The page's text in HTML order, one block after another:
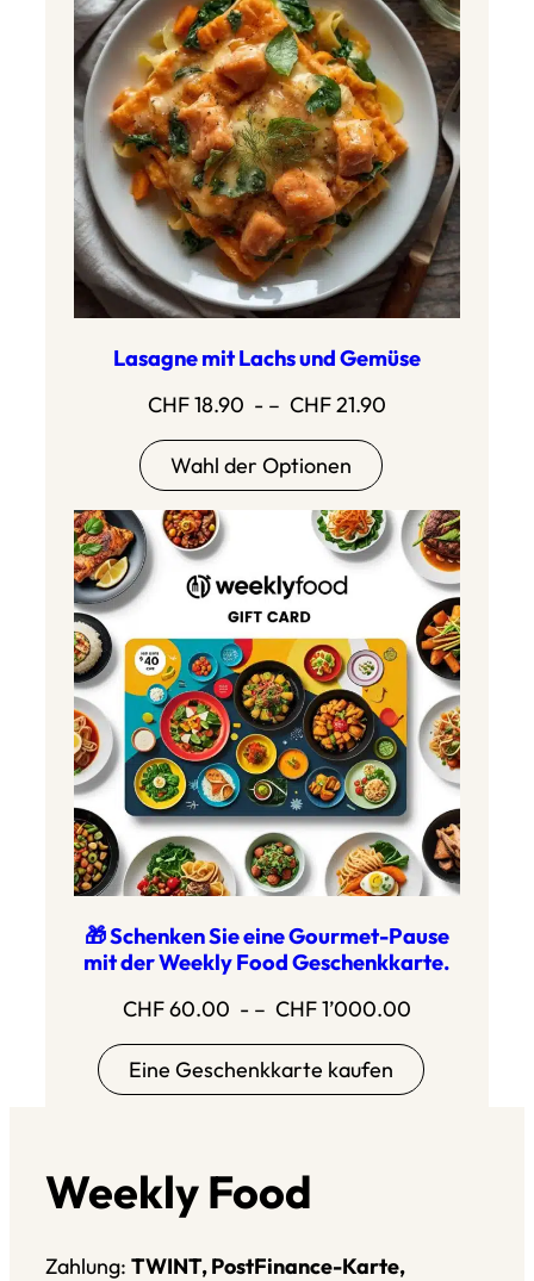
Lasagne mit Lachs und Gemüse
CHF18.90 - – CHF21.90
CHF
21.90
Wahl der Optionen
🎁 Schenken Sie eine Gourmet-Pause
mit der Weekly Food Geschenkkarte.
CHF60.00 - – CHF1’000.00
CHF
60.00
Eine Geschenkkarte kaufen
Weekly Food
Zahlung: TWINT, PostFinance-Karte,